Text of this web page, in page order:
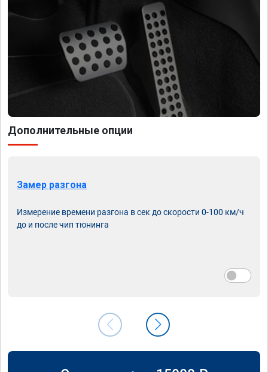
Дополнительные опции
Замер разгона
Измерение времени разгона в сек до скорости 0-100 км/ч
до и после чип тюнинга